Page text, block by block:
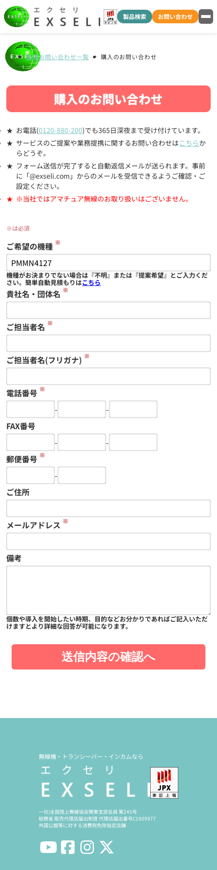
製品検索 お問い合わせ
各種お問い合わせ一覧 購入のお問い合わせ
購入のお問い合わせ
お電話(0120-880-200)でも365日深夜まで受け付けています。
サービスのご提案や業務提携に関するお問い合わせはこちらか
らどうぞ。
フォーム送信が完了すると自動返信メールが送られます。事前
に「@exseli.com」からのメールを受信できるようご確認・ご
設定ください。
※当社ではアマチュア無線のお取り扱いはございません。
※は必須
ご希望の機種 ※
機種がお決まりでない場合は『不明』または『提案希望』とご入力くだ
さい。簡単自動見積もりはこちら
貴社名・団体名 ※
ご担当者名 ※
ご担当者名(フリガナ) ※
電話番号 ※
-
-
FAX番号
-
-
郵便番号 ※
-
ご住所
メールアドレス ※
備考
個数や導入を開始したい時期、目的などお分かりであればご記入いただ
けますとより詳細な回答が可能になります。
送信内容の確認へ
無線機・トランシーバー・インカムなら
一社)全国陸上無線協会関東支部会員 第245号
総務省 販売代理店届出制度 代理店届出番号C1909977
外国公館等に対する消費税免除指定店舗